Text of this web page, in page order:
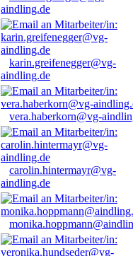
aindling.de
karin.greifenegger@vg-
aindling.de
vera.haberkorn@vg-
carolin.hintermayr@vg-
aindling.de